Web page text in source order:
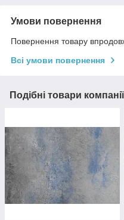
Умови повернення
Повернення товару
Всі умови повернення
Подібні товари компанії